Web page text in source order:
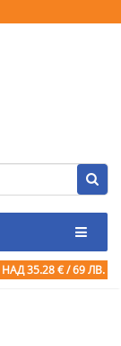
НАД 35.28 € / 69 ЛВ.